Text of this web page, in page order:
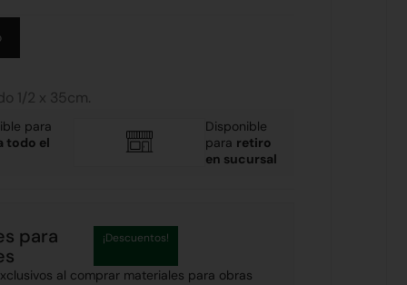
1/2 x 35cm.
para
todo el
Disponible
para retiro
en sucursal
para
¡Descuentos!
al comprar materiales para obras